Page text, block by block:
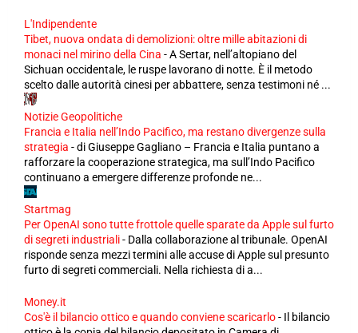
L'Indipendente
Tibet, nuova ondata di demolizioni: oltre mille abitazioni di
monaci nel mirino della Cina -A Sertar, nell’altopiano del
Sichuan occidentale, le ruspe lavorano di notte. È il metodo
scelto dalle autorità cinesi per abbattere, senza testimoni né ...
Notizie Geopolitiche
Francia e Italia nell’Indo Pacifico, ma restano divergenze sulla
strategia -di Giuseppe Gagliano – Francia e Italia puntano a
rafforzare la cooperazione strategica, ma sull’Indo Pacifico
continuano a emergere differenze profonde ne...
Startmag
Per OpenAI sono tutte frottole quelle sparate da Apple sul furto
di segreti industriali- Dalla collaborazione al tribunale. OpenAI
risponde senza mezzi termini alle accuse di Apple sul presunto
furto di segreti commerciali. Nella richiesta di a...
Money.it
Cos'è il bilancio ottico e quando conviene scaricarlo- Il bilancio